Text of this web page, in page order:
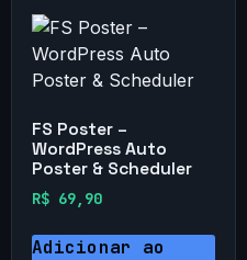
FS Poster –
WordPress Auto
Poster & Scheduler
R$69,90
Adicionar ao